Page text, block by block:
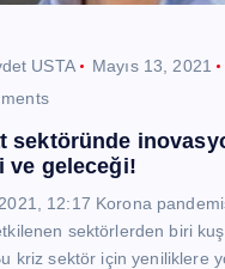
USTA
Mayıs 13, 2021
sektöründe
ve geleceği!
12:17 Korona
sektörlerden biri
kriz sektör için yeniliklere